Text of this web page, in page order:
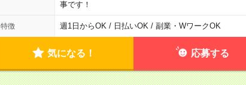
事です！
特徴 週1日からOK / 日払いOK / 副業・WワークOK
気になる！ 応募する